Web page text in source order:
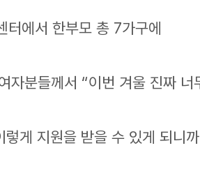
터에서 한부모 총 7가구에
자분들께서 “이번 겨울 진짜 너
게 지원을 받을 수 있게 되니까